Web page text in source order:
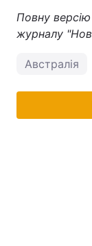
Повну
журналу
Австралія